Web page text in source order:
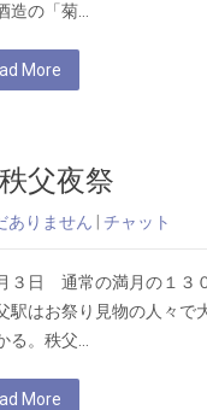
造の「菊…
More
父夜祭
ありません チャット
３日 通常の満月の１３
駅はお祭り見物の人々で
る。秩父…
More